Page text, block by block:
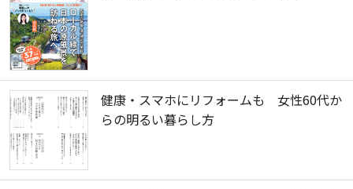
健康・スマホにリフォームも 女性60代か
らの明るい暮らし方